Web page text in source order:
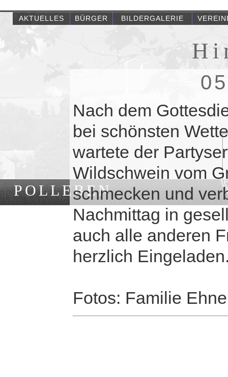
POLLEBEN
AKTUELLES BÜRGER BILDERGALERIE
Nach dem
bei schönsten
wartete der
Wildschwein vom
schmecken und
Nachmittag in
auch alle anderen
herzlich
Fotos: Familie